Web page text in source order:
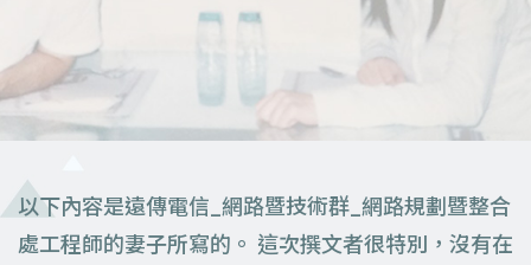
以下內容是遠傳電信_網路暨技術群_網路規劃暨整合
處工程師的妻子所寫的。 這次撰文者很特別，沒有在